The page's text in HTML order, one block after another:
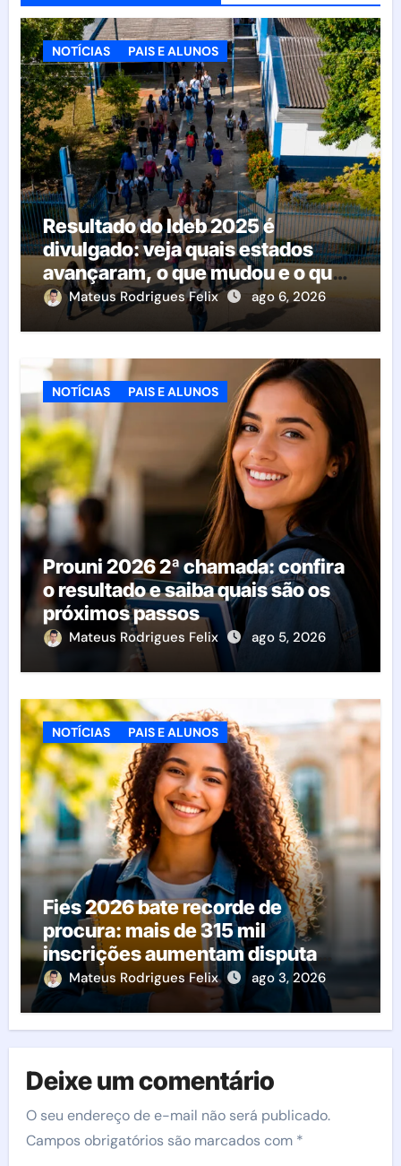
NOTÍCIAS PAIS E ALUNOS
Resultado do Ideb 2025 é
divulgado: veja quais estados
avançaram, o que mudou e o que
esperar da educação brasileira
Mateus Rodrigues Felix ago 6, 2026
NOTÍCIAS PAIS E ALUNOS
Prouni 2026 2ª chamada: confira
o resultado e saiba quais são os
próximos passos
Mateus Rodrigues Felix ago 5, 2026
NOTÍCIAS PAIS E ALUNOS
Fies 2026 bate recorde de
procura: mais de 315 mil
inscrições aumentam disputa
pelas vagas; veja o que acontece
agora
Mateus Rodrigues Felix ago 3, 2026
Deixe um comentário
O seu endereço de e-mail não será publicado.
Campos obrigatórios são marcados com *